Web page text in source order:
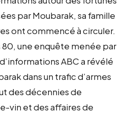
par Moubarak, sa famille
ont commencé à circuler.
80, une enquête menée par
ABC a révélé
dans un trafic d’armes
des décennies de
vin et des affaires de